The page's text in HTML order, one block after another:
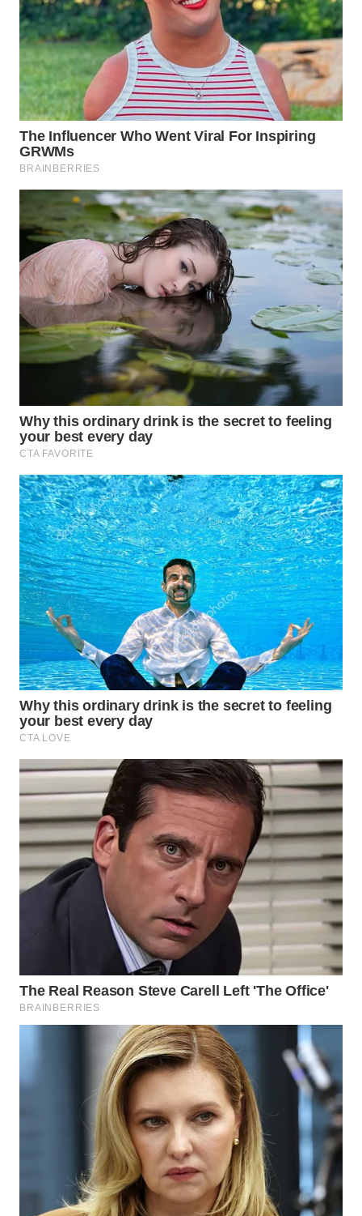
PRIANGAN
TIMUR
WN
SEMARANG
WN
SOLO
WN
BOROBUDUR
WN
MADURA
SURABAYA
WN
BINTAN
WN
MANDALIKA
WN
LIKUPANG
WN
LABUANBAJO
WN
Wahana
Group
WAHANA
NEWS
WAHANA
TANI
WAHANA
INFRASTRUKTUR
TRAVEL